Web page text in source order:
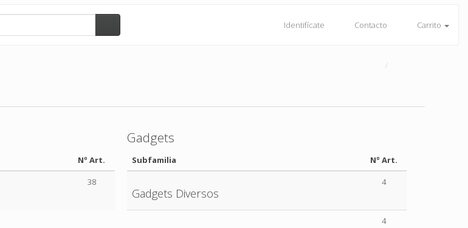
Identifícate Contacto Carrito
Nº Art.
38
Gadgets
Subfamilia Nº Art.
Gadgets Diversos
4
4